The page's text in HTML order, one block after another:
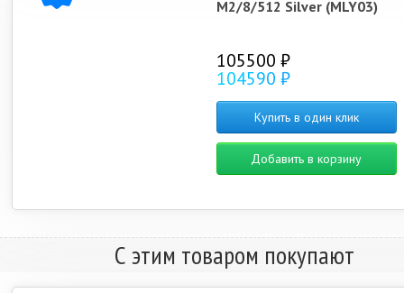
M2/8/512 Silver (MLY03)
105500 ₽
104590 ₽
Купить в один клик
Добавить в корзину
С этим товаром покупают